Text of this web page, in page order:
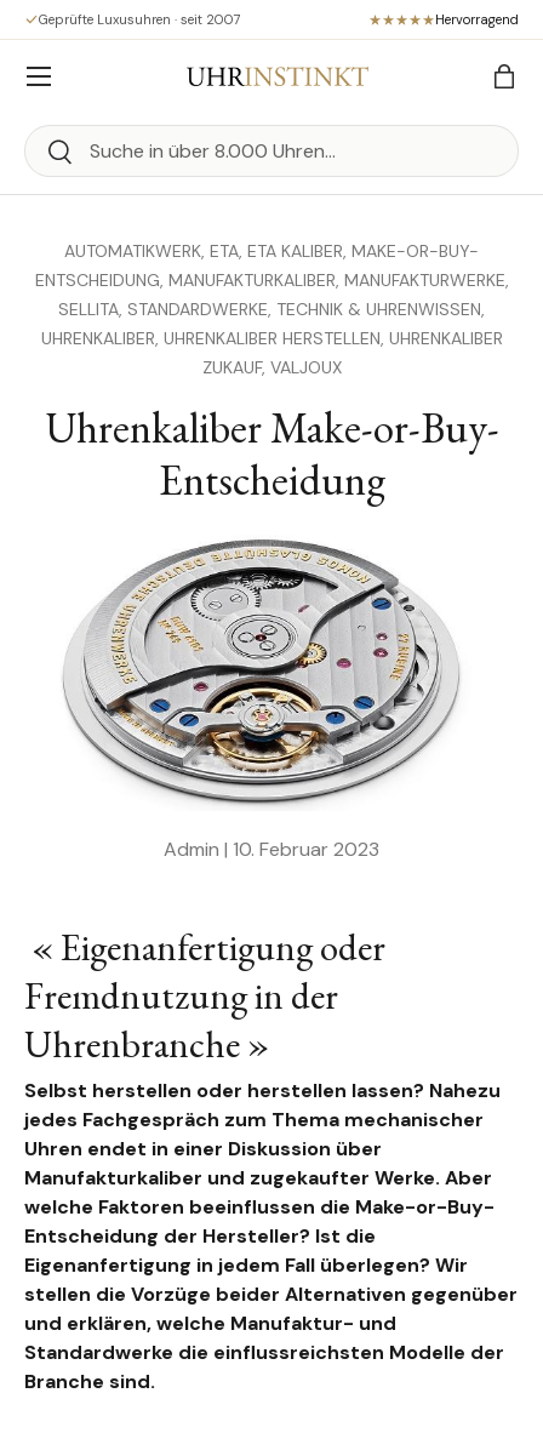
Direkt zum Inhalt
Geprüfte Luxusuhren · seit 2007 Hervorragend
Suchen
Suchen
Menü
AUTOMATIKWERK, ETA, ETA KALIBER, MAKE-OR-BUY-
ENTSCHEIDUNG, MANUFAKTURKALIBER, MANUFAKTURWERKE,
SELLITA, STANDARDWERKE, TECHNIK & UHRENWISSEN,
UHRENKALIBER, UHRENKALIBER HERSTELLEN, UHRENKALIBER
ZUKAUF, VALJOUX
Uhrenkaliber Make-or-Buy-
Entscheidung
Admin | 10. Februar 2023
« Eigenanfertigung oder
Fremdnutzung in der
Uhrenbranche »
Selbst herstellen oder herstellen lassen? Nahezu
jedes Fachgespräch zum Thema mechanischer
Uhren endet in einer Diskussion über
Manufakturkaliber und zugekaufter Werke. Aber
welche Faktoren beeinflussen die Make-or-Buy-
Entscheidung der Hersteller? Ist die
Eigenanfertigung in jedem Fall überlegen? Wir
stellen die Vorzüge beider Alternativen gegenüber
und erklären, welche Manufaktur- und
Standardwerke die einflussreichsten Modelle der
Branche sind.